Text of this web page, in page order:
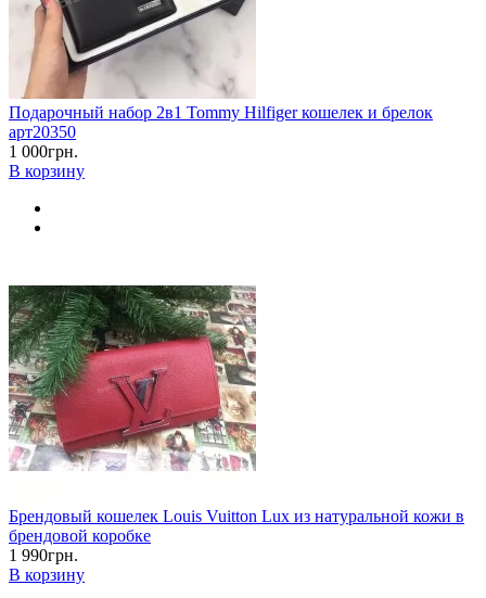
Подарочный набор 2в1 Tommy Hilfiger кошелек и брелок
арт20350
1 000грн.
В корзину
Брендовый кошелек Louis Vuitton Lux из натуральной кожи в
брендовой коробке
1 990грн.
В корзину